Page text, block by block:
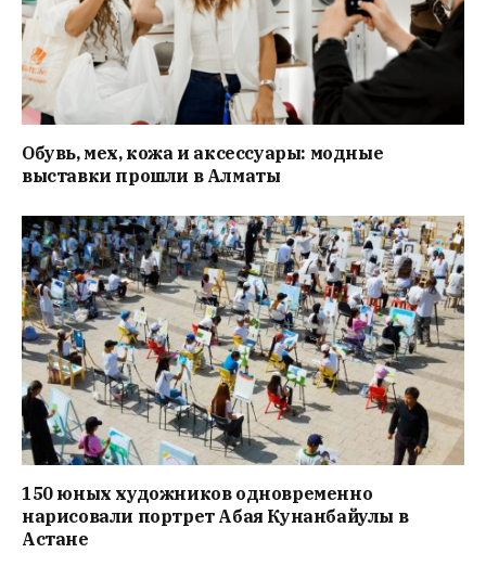
Обувь, мех, кожа и аксессуары: модные
выставки прошли в Алматы
150 юных художников одновременно
нарисовали портрет Абая Кунанбайулы в
Астане